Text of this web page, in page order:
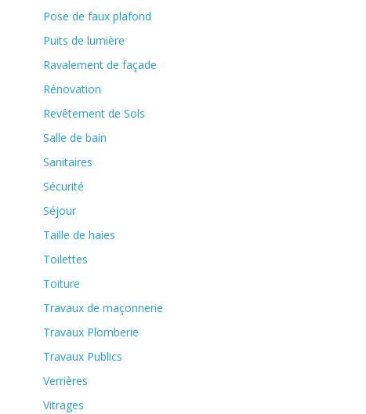
Pose de faux plafond
Puits de lumière
Ravalement de façade
Rénovation
Revêtement de Sols
Salle de bain
Sanitaires
Sécurité
Séjour
Taille de haies
Toilettes
Toiture
Travaux de maçonnerie
Travaux Plomberie
Travaux Publics
Verrières
Vitrages